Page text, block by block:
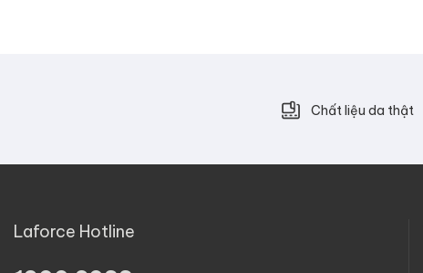
Chất liệu da thật
Laforce Hotline